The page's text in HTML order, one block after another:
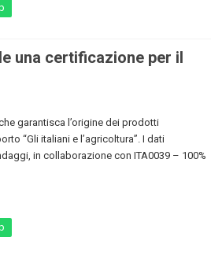
una certificazione per il
garantisca l’origine dei prodotti
“Gli italiani e l’agricoltura”. I dati
in collaborazione con ITA0039 – 100%